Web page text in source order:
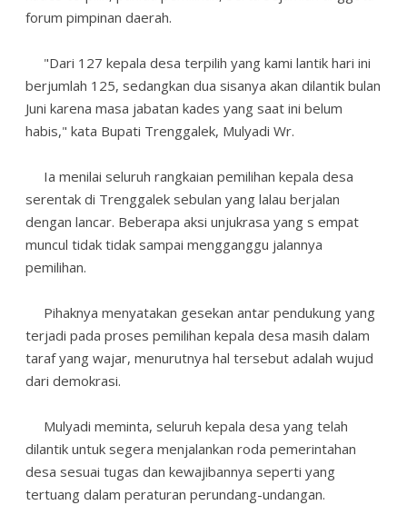
forum pimpinan daerah.
"Dari 127 kepala desa terpilih yang kami lantik hari ini
berjumlah 125, sedangkan dua sisanya akan dilantik bulan
Juni karena masa jabatan kades yang saat ini belum
habis," kata Bupati Trenggalek, Mulyadi Wr.
Ia menilai seluruh rangkaian pemilihan kepala desa
serentak di Trenggalek sebulan yang lalau berjalan
dengan lancar. Beberapa aksi unjukrasa yang s empat
muncul tidak tidak sampai mengganggu jalannya
pemilihan.
Pihaknya menyatakan gesekan antar pendukung yang
terjadi pada proses pemilihan kepala desa masih dalam
taraf yang wajar, menurutnya hal tersebut adalah wujud
dari demokrasi.
Mulyadi meminta, seluruh kepala desa yang telah
dilantik untuk segera menjalankan roda pemerintahan
desa sesuai tugas dan kewajibannya seperti yang
tertuang dalam peraturan perundang-undangan.